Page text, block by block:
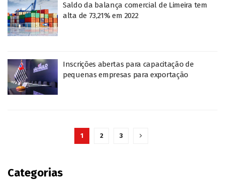
Saldo da balança comercial de Limeira tem
alta de 73,21% em 2022
Inscrições abertas para capacitação de
pequenas empresas para exportação
1 2 3
Categorias